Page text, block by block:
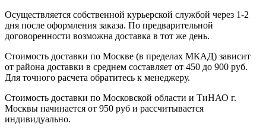
Осуществляется собственной курьерской службой через 1-2
дня после оформления заказа. По предварительной
договоренности возможна доставка в тот же день.
Стоимость доставки по Москве (в пределах МКАД) зависит
от района доставки в среднем составляет от 450 до 900 руб.
Для точного расчета обратитесь к менеджеру.
Стоимость доставки по Московской области и ТиНАО г.
Москвы начинается от 950 руб и рассчитывается
индивидуально.